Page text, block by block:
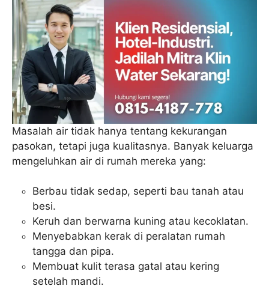
Masalah air tidak hanya tentang kekurangan
pasokan, tetapi juga kualitasnya. Banyak keluarga
mengeluhkan air di rumah mereka yang:
Berbau tidak sedap, seperti bau tanah atau
besi.
Keruh dan berwarna kuning atau kecoklatan.
Menyebabkan kerak di peralatan rumah
tangga dan pipa.
Membuat kulit terasa gatal atau kering
setelah mandi.